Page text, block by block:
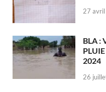
27
BLA :
2024
26